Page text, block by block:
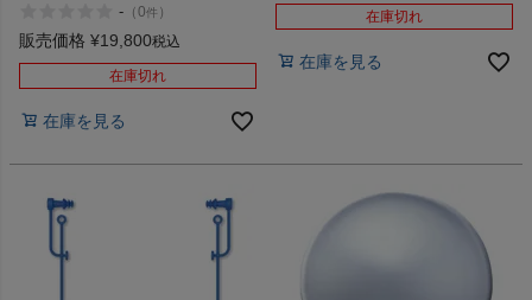
イウェア 眼鏡 ベースボールマ
リオ SWANS STRIX D.A.
- （0件 ）
販売価格 ¥19,800税込
在庫切れ
在庫を見る
在庫切れ
在庫を見る